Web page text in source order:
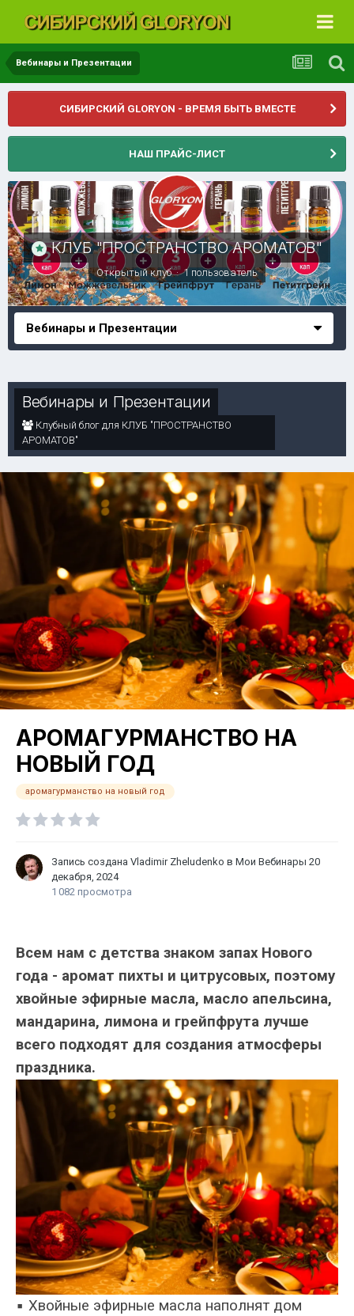
Вебинары и Презентации
СИБИРСКИЙ GLORYON - ВРЕМЯ БЫТЬ ВМЕСТЕ
НАШ ПРАЙС-ЛИСТ
КЛУБ "ПРОСТРАНСТВО АРОМАТОВ"
Открытый клуб · 1 пользователь
Вебинары и Презентации
Вебинары и Презентации
Клубный блог для КЛУБ "ПРОСТРАНСТВО
АРОМАТОВ"
АРОМАГУРМАНСТВО НА
НОВЫЙ ГОД
аромагурманство на новый год
Запись создана Vladimir Zheludenko в Мои Вебинары 20
декабря, 2024
1 082 просмотра
Всем нам с детства знаком запах Нового
года - аромат пихты и цитрусовых, поэтому
хвойные эфирные масла, масло апельсина,
мандарина, лимона и грейпфрута лучше
всего подходят для создания атмосферы
праздника.
▪ Хвойные эфирные масла наполнят дом